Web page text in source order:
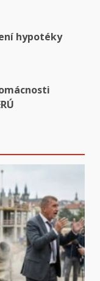
hypotéky